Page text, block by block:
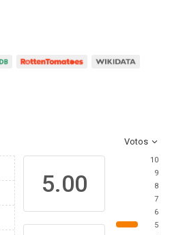
Votos
5.00
10
9
8
7
6
5